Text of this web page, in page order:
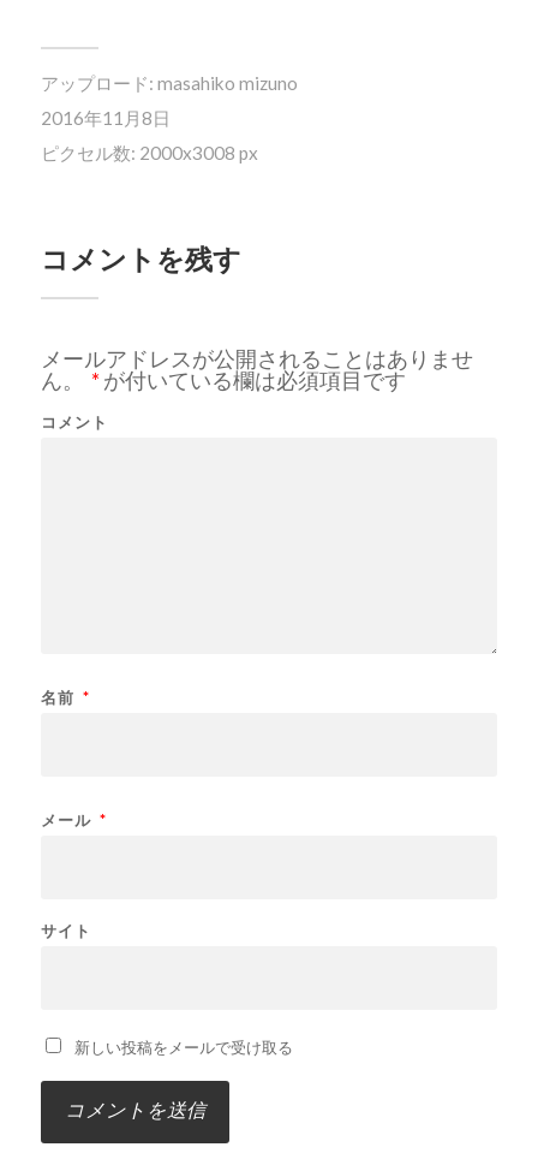
アップロード: masahiko mizuno
2016年11月8日
ピクセル数: 2000x3008 px
コメントを残す
メールアドレスが公開されることはありませ
ん。
* が付いている欄は必須項目です
コメント
名前 *
メール *
サイト
新しい投稿をメールで受け取る